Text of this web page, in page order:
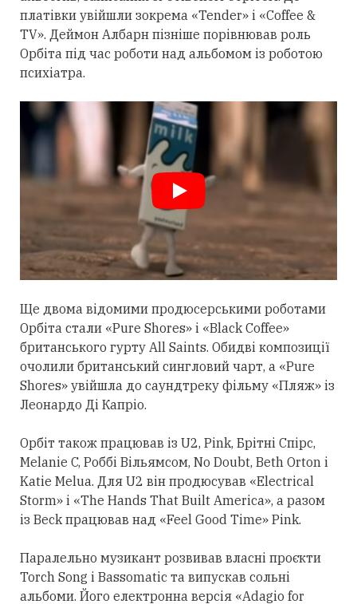
платівки увійшли зокрема «Tender» і «Coffee &
TV». Деймон Албарн пізніше порівнював роль
Орбіта під час роботи над альбомом із роботою
психіатра.
Ще двома відомими продюсерськими роботами
Орбіта стали «Pure Shores» і «Black Coffee»
британського гурту All Saints. Обидві композиції
очолили британський сингловий чарт, а «Pure
Shores» увійшла до саундтреку фільму «Пляж» із
Леонардо Ді Капріо.
Орбіт також працював із U2, Pink, Брітні Спірс,
Melanie C, Роббі Вільямсом, No Doubt, Beth Orton і
Katie Melua. Для U2 він продюсував «Electrical
Storm» і «The Hands That Built America», а разом
із Beck працював над «Feel Good Time» Pink.
Паралельно музикант розвивав власні проєкти
Torch Song і Bassomatic та випускав сольні
альбоми. Його електронна версія «Adagio for